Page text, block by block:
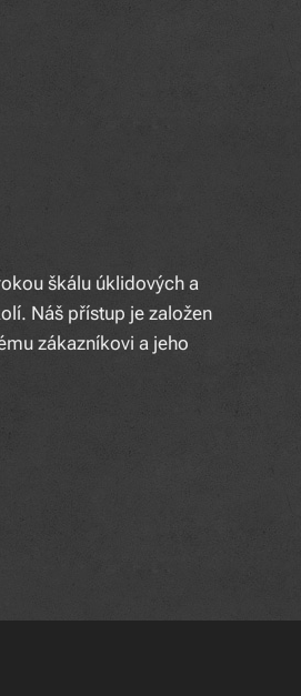
škálu úklidových a
Náš přístup je založen
zákazníkovi a jeho